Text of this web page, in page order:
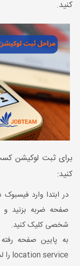
کنید.
برای ثبت لوکیشن کسب
کنید:
در ابتدا وارد
صفحه ضربه بزنید
شخصی کلیک کنید.
به پایین صفحه
location service را لمس کنید.